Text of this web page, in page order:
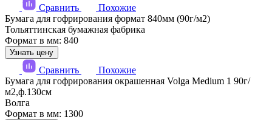
Сравнить
Похожие
Бумага для гофрирования формат 840мм (90г/м2)
Тольяттинская бумажная фабрика
Формат в мм: 840
Узнать цену
Сравнить
Похожие
Бумага для гофрирования окрашенная Volga Medium 1 90г/
м2,ф.130см
Волга
Формат в мм: 1300